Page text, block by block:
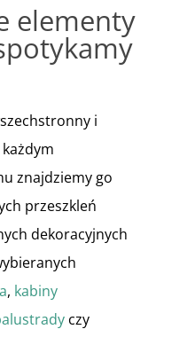
elementy
i
znajdziemy go
przeszkleń
dekoracyjnych
, kabiny
czy